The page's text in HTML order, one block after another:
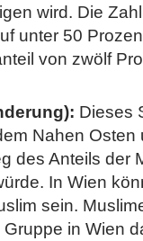
wird. Die
unter 50
von zwölf
Dieses
Nahen Osten
des Anteils der
In Wien
sein.
in Wien